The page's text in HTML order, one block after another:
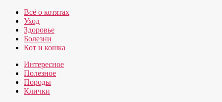
Всё о котятах
Уход
Здоровье
Болезни
Кот и кошка
Интересное
Полезное
Породы
Клички